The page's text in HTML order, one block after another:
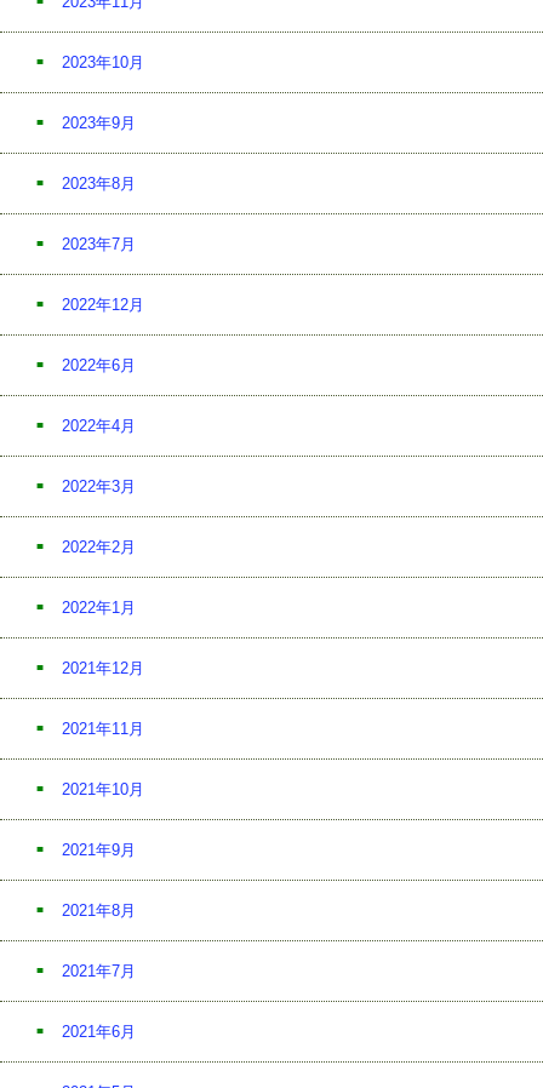
2023年10月
2023年9月
2023年8月
2023年7月
2022年12月
2022年6月
2022年4月
2022年3月
2022年2月
2022年1月
2021年12月
2021年11月
2021年10月
2021年9月
2021年8月
2021年7月
2021年6月